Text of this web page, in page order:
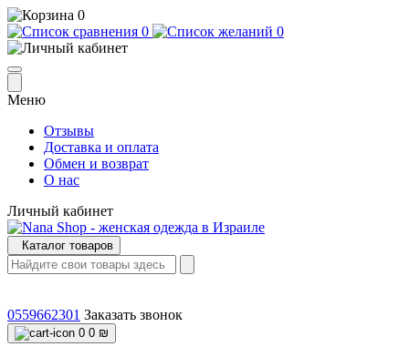
0
0
0
Меню
Отзывы
Доставка и оплата
Обмен и возврат
О нас
Личный кабинет
Каталог товаров
0559662301 Заказать звонок
0 0 ₪